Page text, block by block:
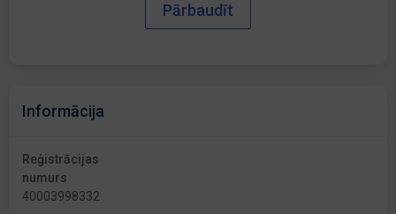
Pārbaudīt
Informācija
Reģistrācijas
numurs
40003998332